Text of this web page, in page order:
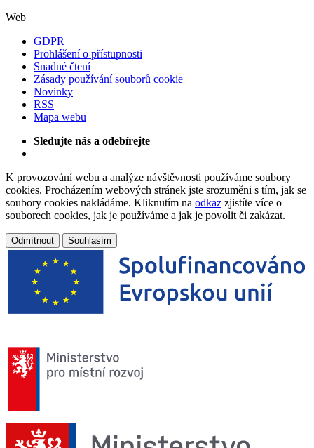
Web
GDPR
Prohlášení o přístupnosti
Snadné čtení
Zásady používání souborů cookie
Novinky
RSS
Mapa webu
Sledujte nás a odebírejte
K provozování webu a analýze návštěvnosti používáme soubory
cookies. Procházením webových stránek jste srozuměni s tím, jak se
soubory cookies nakládáme. Kliknutím na odkaz zjistíte více o
souborech cookies, jak je používáme a jak je povolit či zakázat.
Odmítnout Souhlasím